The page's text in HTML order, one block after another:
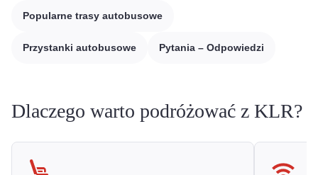
Popularne trasy autobusowe
Przystanki autobusowe Pytania – Odpowiedzi
Dlaczego warto podróżować z KLR?